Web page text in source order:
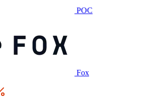
POC
Fox